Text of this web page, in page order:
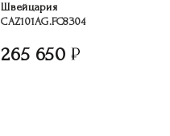
Швейцария
CAZ101AG.FC8304
265 650